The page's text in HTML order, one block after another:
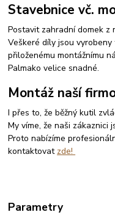
Stavebnice vč.
Postavit zahradní domek z
Veškeré díly jsou
přiloženému montážnímu
Palmako velice snadné.
Montáž naší
I přes to, že běžný kutil
My víme, že naši zákaznici
Proto nabízíme
kontaktovat zde!
Parametry